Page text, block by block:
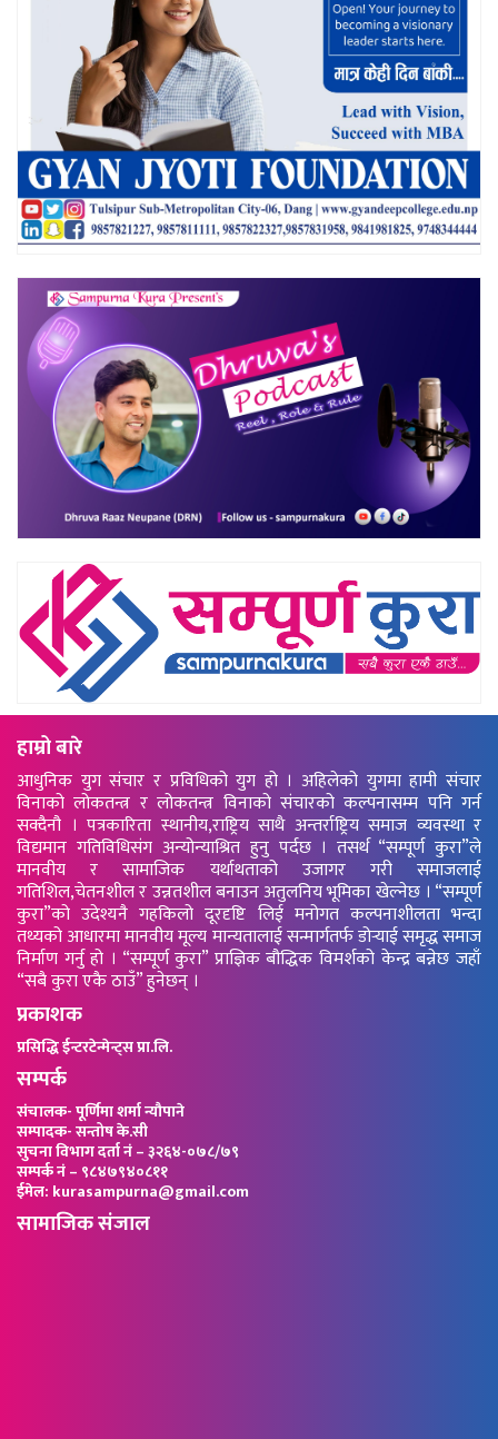
हाम्रो बारे
आधुनिक युग संचार र प्रविधिको युग हो । अहिलेको युगमा हामी संचार
विनाको लोकतन्त्र र लोकतन्त्र विनाको संचारको कल्पनासम्म पनि गर्न
सक्दैनौ । पत्रकारिता स्थानीय,राष्ट्रिय साथै अन्तर्राष्ट्रिय समाज व्यवस्था र
विद्यमान गतिविधिसंग अन्योन्याश्रित हुनु पर्दछ । तसर्थ “सम्पूर्ण कुरा”ले
मानवीय र सामाजिक यर्थाथताको उजागर गरी समाजलाई
गतिशिल,चेतनशील र उन्नतशील बनाउन अतुलनिय भूमिका खेल्नेछ । “सम्पूर्ण
कुरा”को उदेश्यनै गहकिलो दूरदृष्टि लिई मनोगत कल्पनाशीलता भन्दा
तथ्यको आधारमा मानवीय मूल्य मान्यतालाई सन्मार्गतर्फ डोर्‍याई समृद्ध समाज
निर्माण गर्नु हो । “सम्पूर्ण कुरा” प्राज्ञिक बौद्धिक विमर्शको केन्द्र बन्नेछ जहाँ
“सबै कुरा एकै ठाउँ” हुनेछन् ।
प्रकाशक
प्रसिद्धि ईन्टरटेन्मेन्ट्स प्रा.लि.
सम्पर्क
संचालक- पूर्णिमा शर्मा न्यौपाने
सम्पादक- सन्तोष के.सी
सुचना विभाग दर्ता नं – ३२६४-०७८/७९
सम्पर्क नं – ९८४७९४०८११
ईमेल: kurasampurna@gmail.com
सामाजिक संजाल